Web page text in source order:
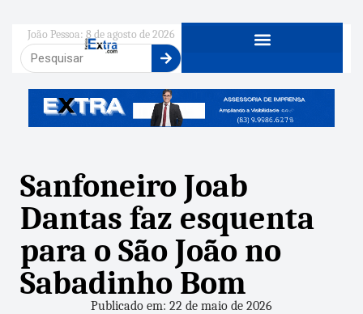
João Pessoa: 8 de agosto de 2026
Sanfoneiro Joab
Dantas faz esquenta
para o São João no
Sabadinho Bom
Publicado em: 22 de maio de 2026